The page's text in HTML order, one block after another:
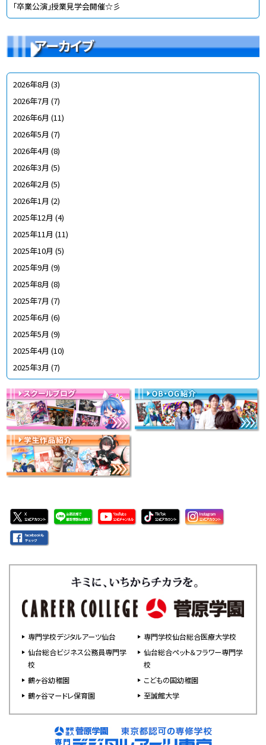
「卒業公演」授業見学会開催☆彡
アーカイブ
2026年8月 (3)
2026年7月 (7)
2026年6月 (11)
2026年5月 (7)
2026年4月 (8)
2026年3月 (5)
2026年2月 (5)
2026年1月 (2)
2025年12月 (4)
2025年11月 (11)
2025年10月 (5)
2025年9月 (9)
2025年8月 (8)
2025年7月 (7)
2025年6月 (6)
2025年5月 (9)
2025年4月 (10)
2025年3月 (7)
専門学校デジタルアーツ仙台
専門学校仙台総合医療大学校
仙台総合ビジネス公務員専門学
校
仙台総合ペット＆フラワー専門学
校
鶴ヶ谷幼稚園
こどもの国幼稚園
鶴ヶ谷マードレ保育園
至誠館大学